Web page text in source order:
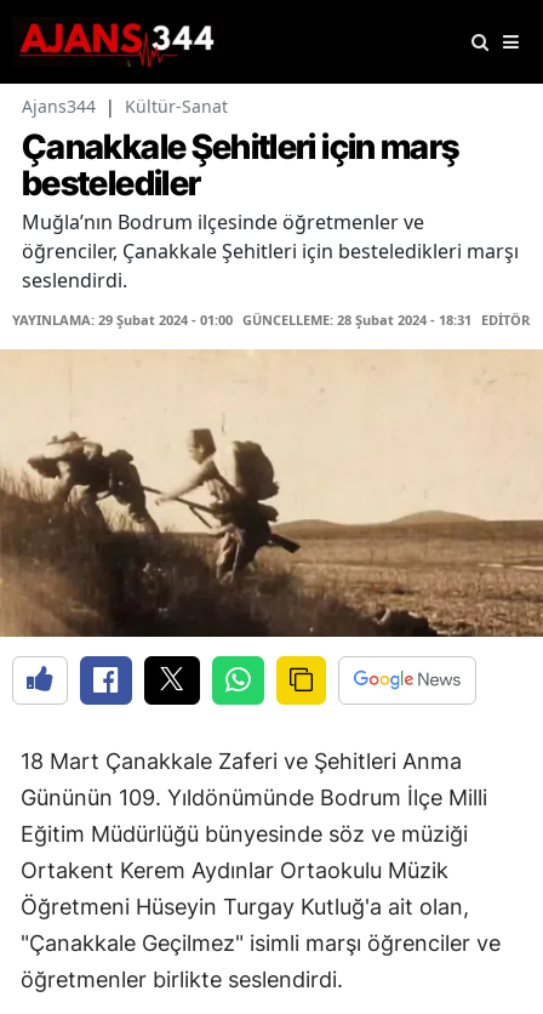
Ajans344 | Kültür-Sanat
Çanakkale Şehitleri için marş
bestelediler
Muğla’nın Bodrum ilçesinde öğretmenler ve
öğrenciler, Çanakkale Şehitleri için besteledikleri marşı
seslendirdi.
YAYINLAMA: 29 Şubat 2024 - 01:00 GÜNCELLEME: 28 Şubat 2024 - 18:31 EDİTÖR:
18 Mart Çanakkale Zaferi ve Şehitleri Anma
Gününün 109. Yıldönümünde Bodrum İlçe Milli
Eğitim Müdürlüğü bünyesinde söz ve müziği
Ortakent Kerem Aydınlar Ortaokulu Müzik
Öğretmeni Hüseyin Turgay Kutluğ'a ait olan,
"Çanakkale Geçilmez" isimli marşı öğrenciler ve
öğretmenler birlikte seslendirdi.